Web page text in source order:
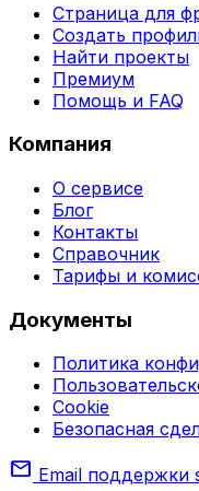
Страница для
Создать
Найти проекты
Премиум
Помощь и FAQ
Компания
О сервисе
Блог
Контакты
Справочник
Тарифы и
Документы
Политика
Cookie
Безопасная
mail Email поддержки